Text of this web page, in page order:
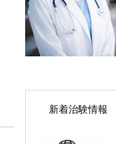
新着治験情報